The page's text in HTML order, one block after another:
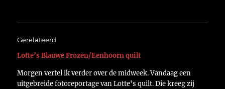
Gerelateerd
Lotte’s Blauwe Frozen/Eenhoorn quilt
Morgen vertel ik verder over de midweek. Vandaag een
uitgebreide fotoreportage van Lotte's quilt. Die kreeg zij